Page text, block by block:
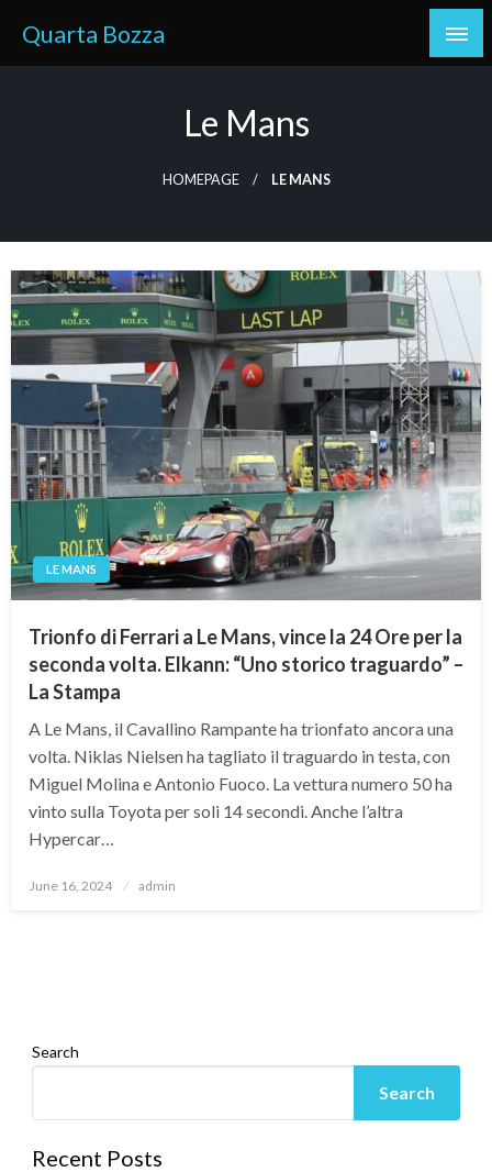
content
Quarta Bozza
Le Mans
HOMEPAGE LE MANS
LE MANS
Trionfo di Ferrari a Le Mans, vince la 24 Ore per la
seconda volta. Elkann: “Uno storico traguardo” –
La Stampa
A Le Mans, il Cavallino Rampante ha trionfato ancora una
volta. Niklas Nielsen ha tagliato il traguardo in testa, con
Miguel Molina e Antonio Fuoco. La vettura numero 50 ha
vinto sulla Toyota per soli 14 secondi. Anche l’altra
Hypercar…
Posted
June 16, 2024 admin
Search
Search
Recent Posts